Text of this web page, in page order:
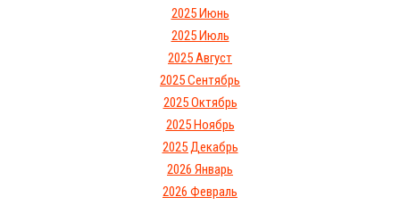
2025 Июнь
2025 Июль
2025 Август
2025 Сентябрь
2025 Октябрь
2025 Ноябрь
2025 Декабрь
2026 Январь
2026 Февраль